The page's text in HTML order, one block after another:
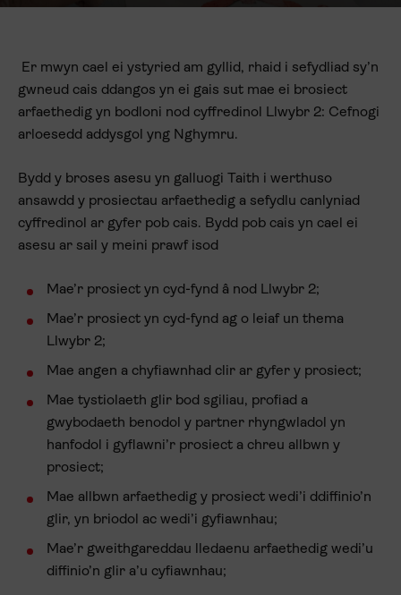
Er mwyn cael ei ystyried am gyllid, rhaid i sefydliad sy’n
gwneud cais ddangos yn ei gais sut mae ei brosiect
arfaethedig yn bodloni nod cyffredinol Llwybr 2: Cefnogi
arloesedd addysgol yng Nghymru.
Bydd y broses asesu yn galluogi Taith i werthuso
ansawdd y prosiectau arfaethedig a sefydlu canlyniad
cyffredinol ar gyfer pob cais. Bydd pob cais yn cael ei
asesu ar sail y meini prawf isod
Mae’r prosiect yn cyd-fynd â nod Llwybr 2;
Mae’r prosiect yn cyd-fynd ag o leiaf un thema
Llwybr 2;
Mae angen a chyfiawnhad clir ar gyfer y prosiect;
Mae tystiolaeth glir bod sgiliau, profiad a
gwybodaeth benodol y partner rhyngwladol yn
hanfodol i gyflawni’r prosiect a chreu allbwn y
prosiect;
Mae allbwn arfaethedig y prosiect wedi’i ddiffinio’n
glir, yn briodol ac wedi’i gyfiawnhau;
Mae’r gweithgareddau lledaenu arfaethedig wedi’u
diffinio’n glir a’u cyfiawnhau;